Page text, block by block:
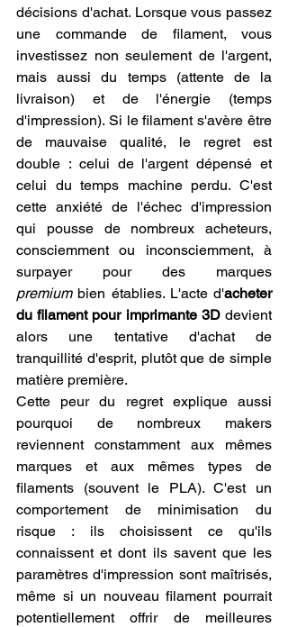
décisions d'achat. Lorsque vous passez
une commande de filament, vous
investissez non seulement de l'argent,
mais aussi du temps (attente de la
livraison) et de l'énergie (temps
d'impression). Si le filament s'avère être
de mauvaise qualité, le regret est
double : celui de l'argent dépensé et
celui du temps machine perdu. C'est
cette anxiété de l'échec d'impression
qui pousse de nombreux acheteurs,
consciemment ou inconsciemment, à
premium bien établies. L'acte d'acheter
du filament pour imprimante 3D devient
alors une tentative d'achat de
tranquillité d'esprit, plutôt que de simple
matière première.
Cette peur du regret explique aussi
pourquoi de nombreux makers
reviennent constamment aux mêmes
marques et aux mêmes types de
filaments (souvent le PLA). C'est un
comportement de minimisation du
risque : ils choisissent ce qu'ils
connaissent et dont ils savent que les
paramètres d'impression sont maîtrisés,
même si un nouveau filament pourrait
potentiellement offrir de meilleures